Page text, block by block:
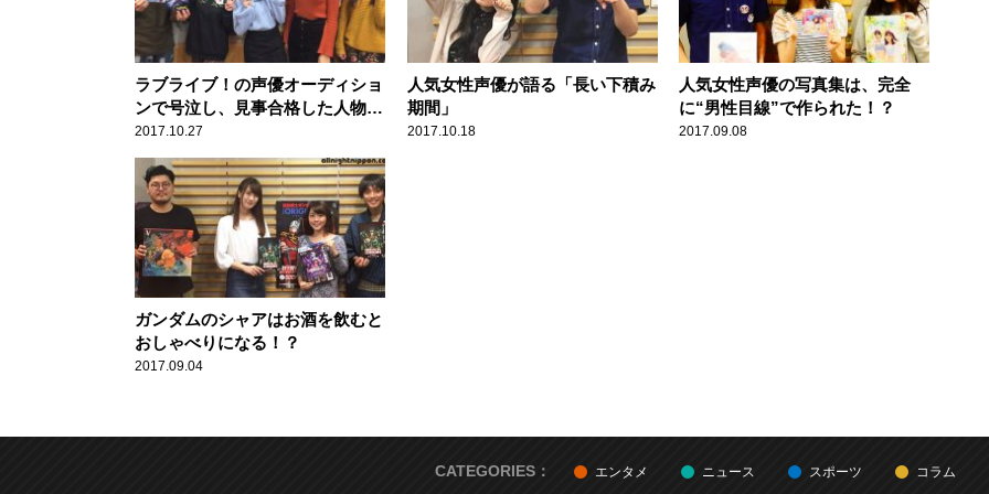
ラブライブ！の声優オーディショ
ンで号泣し、見事合格した人物と
は？
2017.10.27
人気女性声優が語る「長い下積み
期間」
2017.10.18
人気女性声優の写真集は、完全
に“男性目線”で作られた！？
2017.09.08
ガンダムのシャアはお酒を飲むと
おしゃべりになる！？
2017.09.04
CATEGORIES： エンタメ ニュース スポーツ コラム